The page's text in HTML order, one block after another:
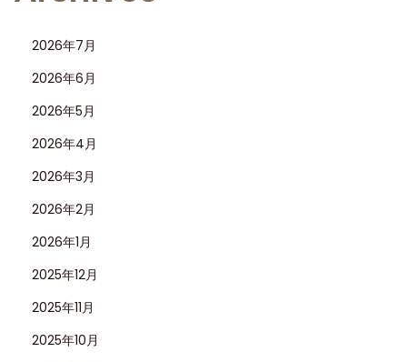
2026年7月
2026年6月
2026年5月
2026年4月
2026年3月
2026年2月
2026年1月
2025年12月
2025年11月
2025年10月